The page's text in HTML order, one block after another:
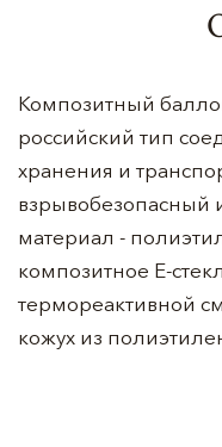
Композитный
российский тип
хранения и
материал -
композитное Е-
термореактивной
кожух из